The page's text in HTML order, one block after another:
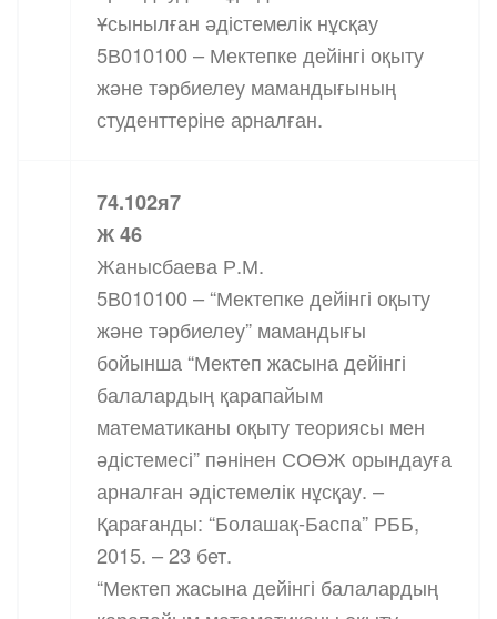
Ұсынылған әдістемелік нұсқау
5В010100 – Мектепке дейінгі оқыту
және тәрбиелеу мамандығының
студенттеріне арналған.
74.102я7
Ж 46
Жанысбаева Р.М.
5В010100 – “Мектепке дейінгі оқыту
және тәрбиелеу” мамандығы
бойынша “Мектеп жасына дейінгі
балалардың қарапайым
математиканы оқыту теориясы мен
әдістемесі” пәнінен СОӨЖ орындауға
арналған әдістемелік нұсқау. –
Қарағанды: “Болашақ-Баспа” РББ,
2015. – 23 бет.
“Мектеп жасына дейінгі балалардың